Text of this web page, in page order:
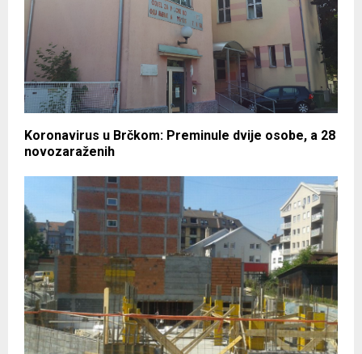
Koronavirus u Brčkom: Preminule dvije osobe, a 28
novozaraženih